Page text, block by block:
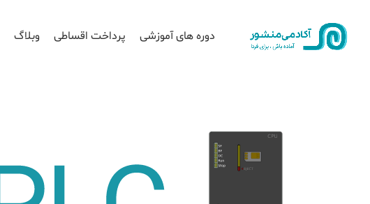
دوره های آموزشی پرداخت اقساطی وبلاگ